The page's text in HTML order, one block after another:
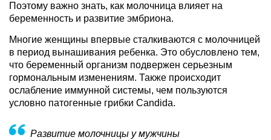
Поэтому важно знать, как молочница влияет на
беременность и развитие эмбриона.
Многие женщины впервые сталкиваются с молочницей
в период вынашивания ребенка. Это обусловлено тем,
что беременный организм подвержен серьезным
гормональным изменениям. Также происходит
ослабление иммунной системы, чем пользуются
условно патогенные грибки Candida.
Развитие молочницы у мужчины